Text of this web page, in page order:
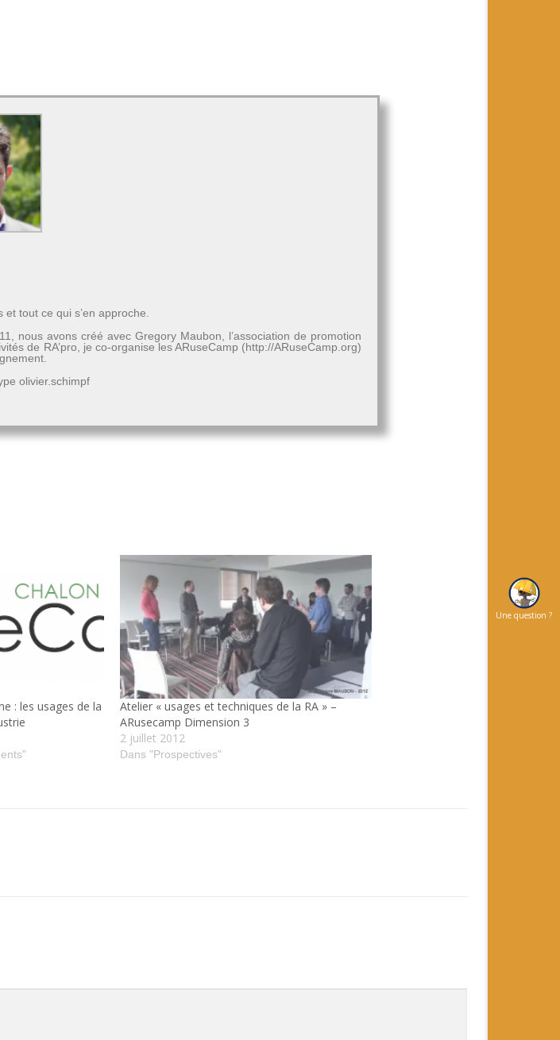
tout ce qui s’en approche.
nous avons créé avec Gregory Maubon, l’association de promotion
de RA’pro, je co-organise les ARuseCamp (http://ARuseCamp.org)
olivier.schimpf
: les usages de la
Atelier « usages et techniques de la RA » –
ARusecamp Dimension 3
2 juillet 2012
Dans "Prospectives"
Une question ?